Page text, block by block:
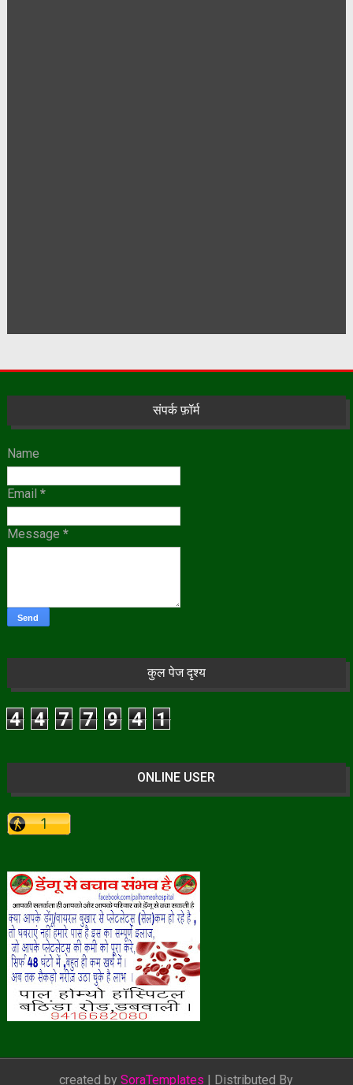
संपर्क फ़ॉर्म
Name
Email *
Message *
कुल पेज दृश्य
4 4 7 7 9 4 1
ONLINE USER
created bySoraTemplates | Distributed By